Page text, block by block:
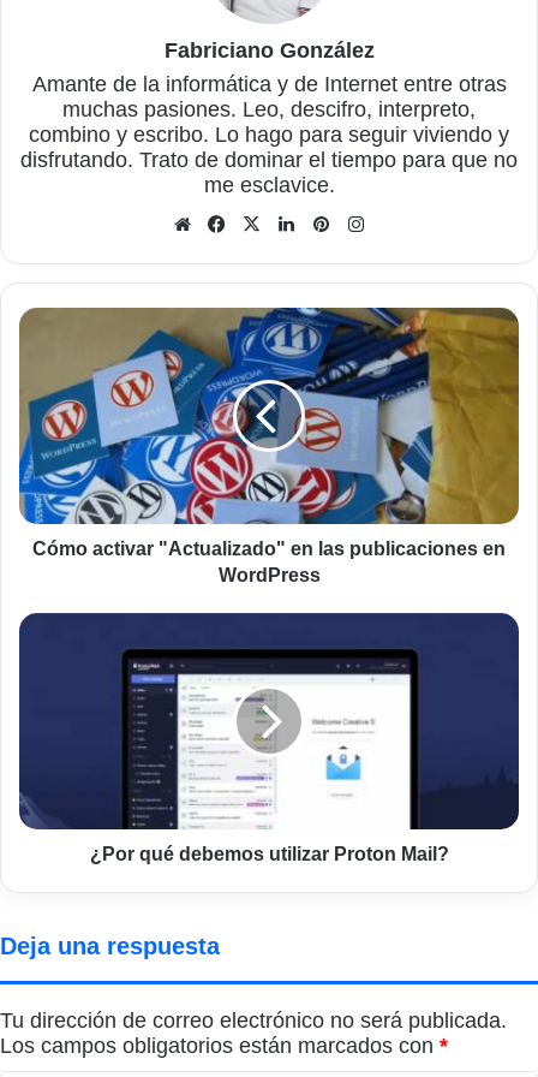
Fabriciano González
Amante de la informática y de Internet entre otras
muchas pasiones. Leo, descifro, interpreto,
combino y escribo. Lo hago para seguir viviendo y
disfrutando. Trato de dominar el tiempo para que no
me esclavice.
Sitio
Facebook
X LinkedInPinterest
Cómo
"Actualizado"
en
las
publicaciones
en
WordPress
Cómo activar "Actualizado" en las publicaciones en
WordPress
¿Por
¿Por qué debemos utilizar Proton Mail?
Deja una respuesta
Tu dirección de correo electrónico no será publicada.
Los campos obligatorios están marcados con *